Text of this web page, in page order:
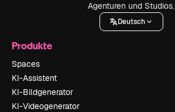
Agenturen und Studios.
Deutsch
Produkte
Spaces
KI-Assistent
KI-Bildgenerator
KI-Videogenerator